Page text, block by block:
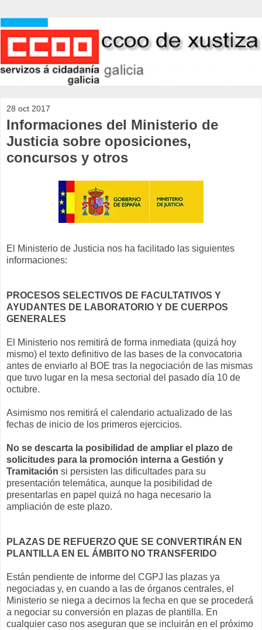
28 oct 2017
Informaciones del Ministerio de
Justicia sobre oposiciones,
concursos y otros
El Ministerio de Justicia nos ha facilitado las siguientes
informaciones:
PROCESOS SELECTIVOS DE FACULTATIVOS Y
AYUDANTES DE LABORATORIO Y DE CUERPOS
GENERALES
El Ministerio nos remitirá de forma inmediata (quizá hoy
mismo) el texto definitivo de las bases de la convocatoria
antes de enviarlo al BOE tras la negociación de las mismas
que tuvo lugar en la mesa sectorial del pasado día 10 de
octubre.
Asimismo nos remitirá el calendario actualizado de las
fechas de inicio de los primeros ejercicios.
No se descarta la posibilidad de ampliar el plazo de
solicitudes pa​ra la promoción interna a Gestión y
Tramitación si persisten las dificultades para su
presentación telemática, aunque la posibilidad de
presentarlas en papel quizá no haga necesario la
ampliación de este plazo.
PLAZAS DE REFUERZO QUE SE CONVERTIRÁN EN
PLANTILLA EN EL ÁMBITO NO TRANSFERIDO
Están pendiente de informe del CGPJ las plazas ya
negociadas y, en cuando a las de órganos centrales, el
Ministerio se niega a decirnos la fecha en que se procederá
a negociar su conversión en plazas de plantilla. En
cualquier caso nos aseguran que se incluirán en el próximo